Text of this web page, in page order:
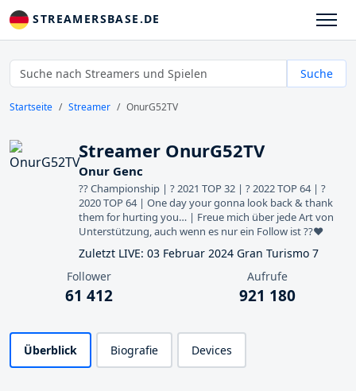
STREAMERSBASE.DE
Suche
Startseite Streamer OnurG52TV
Streamer OnurG52TV
Onur Genc
?? Championship | ? 2021 TOP 32 | ? 2022 TOP 64 | ?
2020 TOP 64 | One day your gonna look back & thank
them for hurting you… | Freue mich über jede Art von
Unterstützung, auch wenn es nur ein Follow ist ??♥️
Zuletzt LIVE: 03 Februar 2024 Gran Turismo 7
Follower
61 412
Aufrufe
921 180
Überblick Biografie Devices